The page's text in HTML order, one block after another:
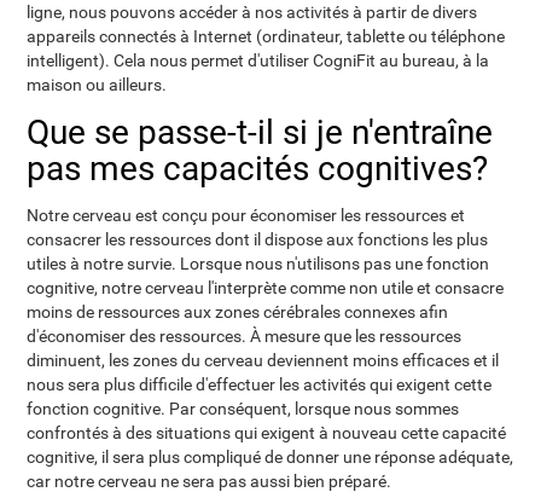
ligne, nous pouvons accéder à nos activités à partir de divers
appareils connectés à Internet (ordinateur, tablette ou téléphone
intelligent). Cela nous permet d'utiliser CogniFit au bureau, à la
maison ou ailleurs.
Que se passe-t-il si je n'entraîne
pas mes capacités cognitives?
Notre cerveau est conçu pour économiser les ressources et
consacrer les ressources dont il dispose aux fonctions les plus
utiles à notre survie. Lorsque nous n'utilisons pas une fonction
cognitive, notre cerveau l'interprète comme non utile et consacre
moins de ressources aux zones cérébrales connexes afin
d'économiser des ressources. À mesure que les ressources
diminuent, les zones du cerveau deviennent moins efficaces et il
nous sera plus difficile d'effectuer les activités qui exigent cette
fonction cognitive. Par conséquent, lorsque nous sommes
confrontés à des situations qui exigent à nouveau cette capacité
cognitive, il sera plus compliqué de donner une réponse adéquate,
car notre cerveau ne sera pas aussi bien préparé.